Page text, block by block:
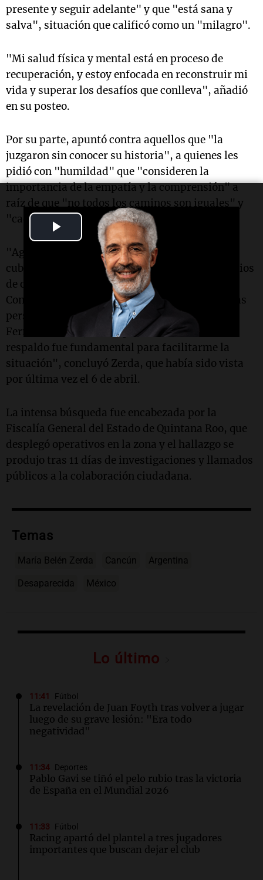
Play
Video
presente y seguir adelante" y que "está sana y
salva", situación que calificó como un "milagro".
"Mi salud física y mental está en proceso de
recuperación, y estoy enfocada en reconstruir mi
vida y superar los desafíos que conlleva", añadió
en su posteo.
Por su parte, apuntó contra aquellos que "la
juzgaron sin conocer su historia", a quienes les
pidió con "humildad" que "consideren la
importancia de la empatía y la comprensión" a
raíz de que "no todos los caminos son iguales" y
"cada persona vive experiencias únicas".
"Agradezco profundamente a mi familia por
cubrir los gastos de rescate, a mis amigos, medios
de comunicación, cancillería, embajada,
Confederación Argentina de Cestoball y todas las
personas que ayudaron, incluyendo a María
Fernanda Vizan, Ana la policía mexicana. Su
respaldo fue fundamental para facilitarme la
situación", concluyó Zerda, que había sido vista
por última vez el 6 de abril.
La intensa búsqueda fue encabezada por la
Fiscalía General del Estado de Quintana Roo, que
desplegó operativos en la zona y el hallazgo se
produjo tras 11 días de investigaciones y llamados
públicos a la colaboración ciudadana.
Temas
María Belén Zerda Cancún Argentina
Desaparecida México
Lo último
11:41 Fútbol
La revelación de Juan Foyth tras volver a jugar
luego de su grave lesión: "Era todo
negatividad"
11:34 Deportes
Pablo Gavi se tiñó el pelo rubio tras la victoria
de España en el Mundial 2026
11:33 Fútbol
Racing apartó del plantel a tres jugadores
importantes que buscan dejar el club